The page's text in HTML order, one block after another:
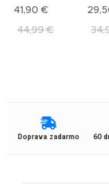
41,90 €
44,99€
Doprava zadarmo 60